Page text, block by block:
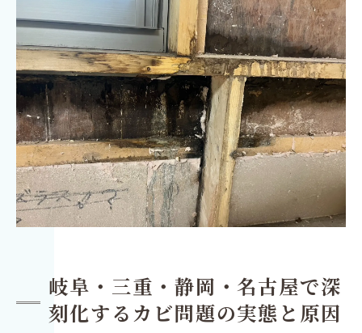
岐阜・三重・静岡・名古屋で深
刻化するカビ問題の実態と原因